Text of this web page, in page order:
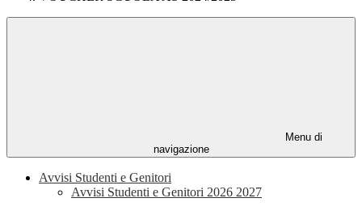
Menu di
navigazione
Avvisi Studenti e Genitori
Avvisi Studenti e Genitori 2026 2027